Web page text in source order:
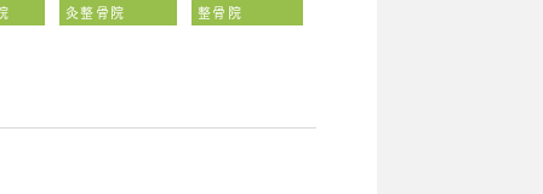
灸整骨院
整骨院